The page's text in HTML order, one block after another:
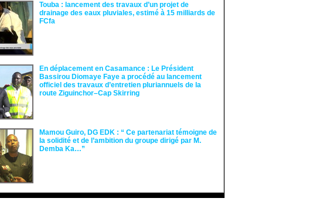
Touba : lancement des travaux d’un projet de
drainage des eaux pluviales, estimé à 15 milliards de
FCfa ‎
En déplacement en Casamance : Le Président
Bassirou Diomaye Faye a procédé au lancement
officiel des travaux d’entretien pluriannuels de la
route Ziguinchor–Cap Skirring
Mamou Guiro, DG EDK : “ Ce partenariat témoigne de
la solidité et de l’ambition du groupe dirigé par M.
Demba Ka…”